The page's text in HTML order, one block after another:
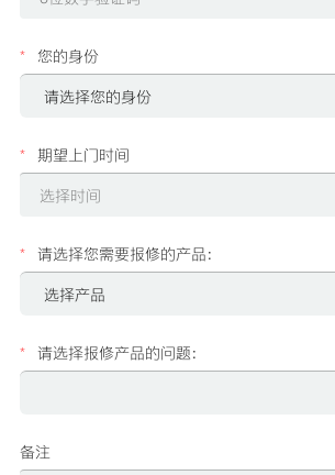
* 您的身份
* 期望上门时间
* 请选择您需要报修的产品：
* 请选择报修产品的问题：
备注